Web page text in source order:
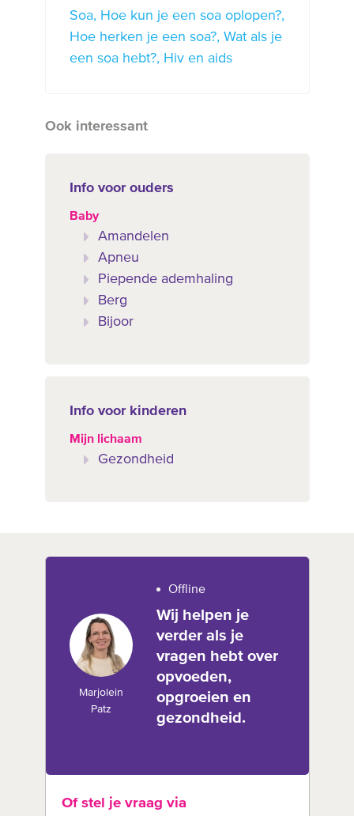
Soa
Hoe kun je een soa oplopen?
Hoe herken je een soa? Wat als je
een soa hebt?
Hiv en aids
Ook interessant
Info voor ouders
Baby
Amandelen
Apneu
Piepende ademhaling
Berg
Bijoor
Info voor kinderen
Mijn lichaam
Gezondheid
Marjolein
Patz
Offline
Wij helpen je
verder als je
vragen hebt over
opvoeden,
opgroeien en
gezondheid.
Of stel je vraag via